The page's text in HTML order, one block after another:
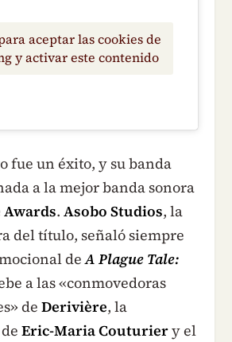
aceptar las cookies de
y activar este contenido
fue un éxito, y su banda
a la mejor banda sonora
Awards. Asobo Studios, la
del título, señaló siempre
deA Plague Tale:
a las «conmovedoras
de Derivière, la
Eric-Maria Couturieryel